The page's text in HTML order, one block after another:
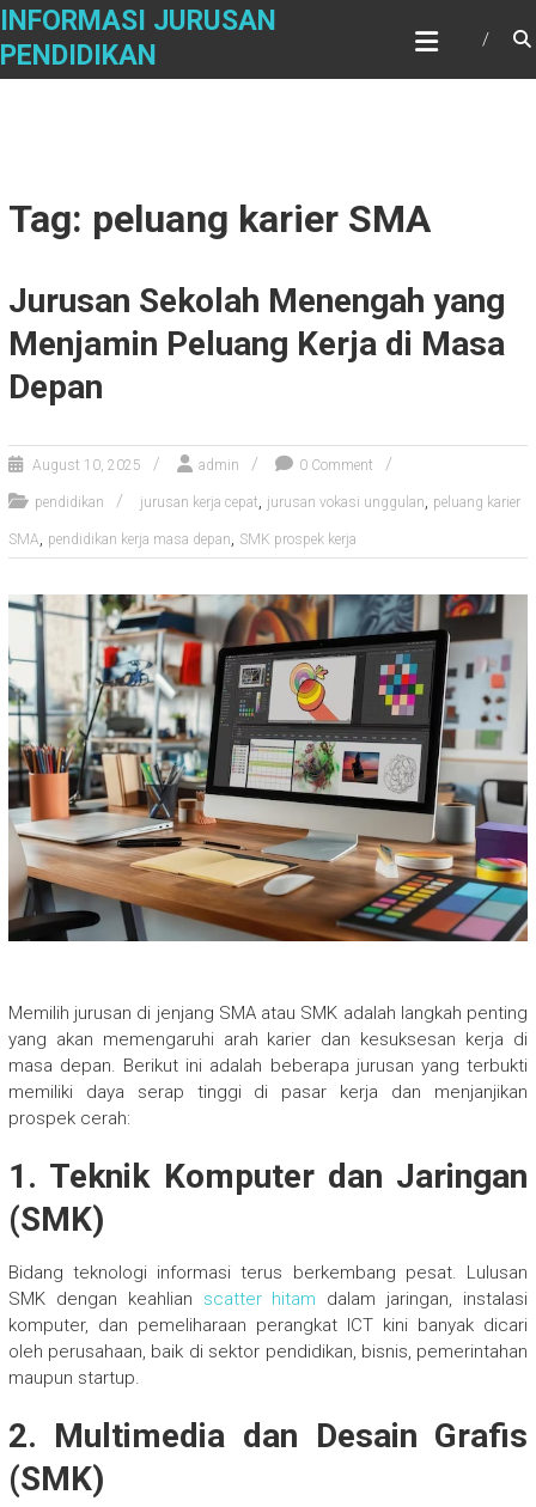
Skip
content
INFORMASI JURUSAN
PENDIDIKAN
Tag: peluang karier SMA
Jurusan Sekolah Menengah yang
Menjamin Peluang Kerja di Masa
Depan
August 10, 2025 admin 0 Comment
pendidikan jurusan kerja cepat, jurusan vokasi unggulan, peluang karier
SMA, pendidikan kerja masa depan, SMK prospek kerja
Memilih jurusan di jenjang SMA atau SMK adalah langkah penting
yang akan memengaruhi arah karier dan kesuksesan kerja di
masa depan. Berikut ini adalah beberapa jurusan yang terbukti
memiliki daya serap tinggi di pasar kerja dan menjanjikan
prospek cerah:
1. Teknik Komputer dan Jaringan
(SMK)
Bidang teknologi informasi terus berkembang pesat. Lulusan
SMK dengan keahlian scatter hitam dalam jaringan, instalasi
komputer, dan pemeliharaan perangkat ICT kini banyak dicari
oleh perusahaan, baik di sektor pendidikan, bisnis, pemerintahan
maupun startup.
2. Multimedia dan Desain Grafis
(SMK)